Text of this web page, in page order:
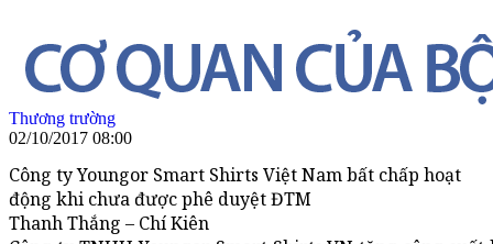
Thương trường
02/10/2017 08:00
Công ty Youngor Smart Shirts Việt Nam bất chấp hoạt
động khi chưa được phê duyệt ĐTM
Thanh Thắng – Chí Kiên